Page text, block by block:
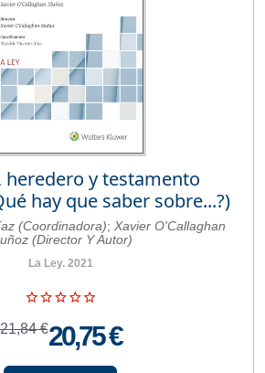
heredero y testamento
hay que saber sobre...?)
(Coordinadora); Xavier O'Callaghan
(Director Y Autor)
La Ley. 2021
21,84 €20,75 €